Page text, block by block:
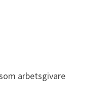
arbetsgivare